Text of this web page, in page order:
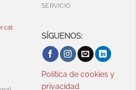
SERVICIO
SÍGUENOS:
Política de cookies y
privacidad